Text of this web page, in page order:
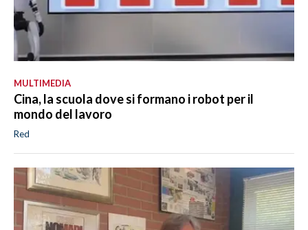
MULTIMEDIA
Cina, la scuola dove si formano i robot per il
mondo del lavoro
Red